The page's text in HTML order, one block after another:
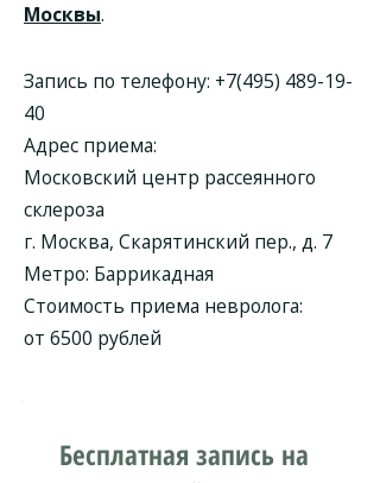
Москвы.
Запись по телефону: +7(495) 489-19-
40
Адрес приема:
Московский центр рассеянного
склероза
г. Москва, Скарятинский пер., д. 7
Метро: Баррикадная
Стоимость приема невролога:
от 6500 рублей
Бесплатная запись на